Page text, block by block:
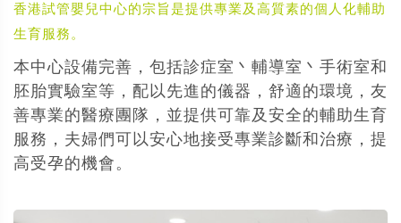
香港試管嬰兒中心的宗旨是提供專業及高質素的個人化輔助
生育服務。
本中心設備完善，包括診症室丶輔導室丶手術室和
胚胎實驗室等，配以先進的儀器，舒適的環境，友
善專業的醫療團隊，並提供可靠及安全的輔助生育
服務，夫婦們可以安心地接受專業診斷和治療，提
高受孕的機會。